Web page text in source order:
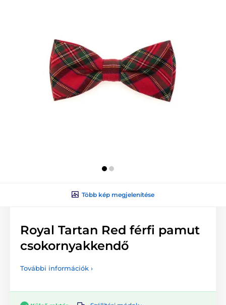
Több kép megjelenítése
Royal Tartan Red férfi pamut
csokornyakkendő
További információk ›